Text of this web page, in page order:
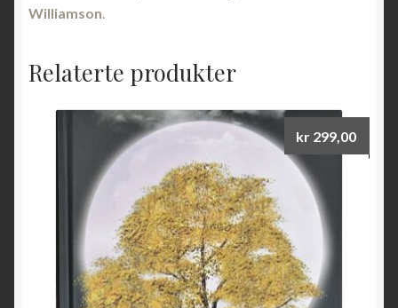
Williamson.
Relaterte produkter
kr 299,00